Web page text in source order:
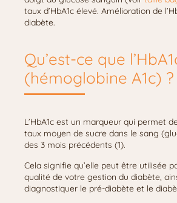
taux d’HbA1c élevé. Amélioration de
diabète.
Qu’est-ce que
(hémoglobine A1c) ?
L’HbA1c est un marqueur qui permet
taux moyen de sucre dans le sang
des 3 mois précédents (1).
Cela signifie qu’elle peut être utilisée
qualité de votre gestion du diabète,
diagnostiquer le pré-diabète et le